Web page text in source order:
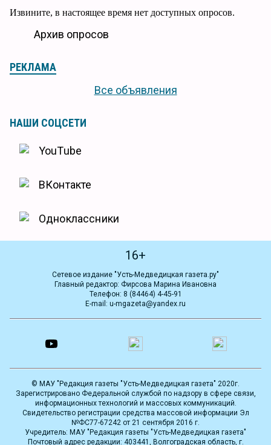
Извините, в настоящее время нет доступных опросов.
Архив опросов
РЕКЛАМА
Все объявления
НАШИ СОЦСЕТИ
YouTube
ВКонтакте
Одноклассники
16+
Сетевое издание "Усть-Медведицкая газета.ру"
Главный редактор: Фирсова Марина Ивановна
Телефон: 8 (84464) 4-45-91
E-mail: u-mgazeta@yandex.ru
© МАУ "Редакция газеты "Усть-Медведицкая газета" 2020г.
Зарегистрировано Федеральной службой по надзору в сфере связи,
информационных технологий и массовых коммуникаций.
Свидетельство регистрации средства массовой информации Эл
№ФС77-67242 от 21 сентября 2016 г.
Учредитель: МАУ "Редакция газеты "Усть-Медведицкая газета"
Почтовый адрес редакции: 403441, Волгоградская область, г.